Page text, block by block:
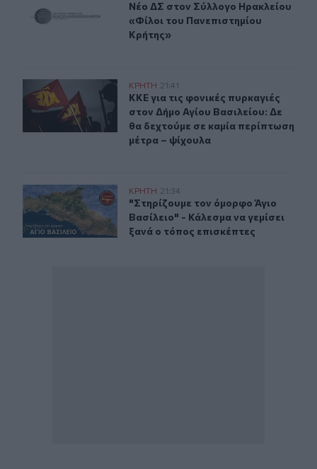
Νέο ΔΣ στον Σύλλογο Ηρακλείου
Νέο ΔΣ στον Σύλλογο Ηρακλείου
«Φίλοι του Πανεπιστημίου
Κρήτης»
ΚΚΕ για τις φονικές πυρκαγιές στον Δήμο Αγίου
ΚΡΗΤΗ 21:41
ΚΚΕ για τις φονικές πυρκαγιές
ΚΚΕ για τις φονικές πυρκαγιές
στον Δήμο Αγίου Βασιλείου: Δε
θα δεχτούμε σε καμία περίπτωση
μέτρα – ψίχουλα
"Στηρίζουμε τον όμορφο Άγιο Βασίλειο" - Κάλεσμα να
ΚΡΗΤΗ 21:34
"Στηρίζουμε τον όμορφο Άγιο
"Στηρίζουμε τον όμορφο Άγιο
Βασίλειο" - Κάλεσμα να γεμίσει
ξανά ο τόπος επισκέπτες